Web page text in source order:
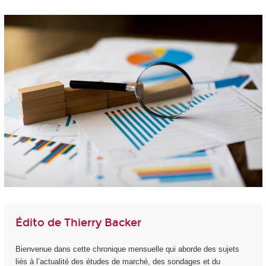
Édito de Thierry Backer
Bienvenue dans cette chronique mensuelle qui aborde des sujets
liés à l’actualité des études de marché, des sondages et du